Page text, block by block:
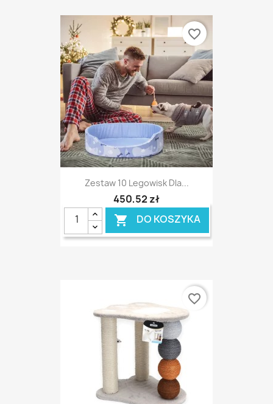
Zestaw 10 Legowisk Dla...
450,52 zł
 DO KOSZYKA
favorite_border
favorite_border